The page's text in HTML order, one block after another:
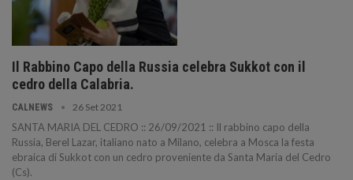
Il Rabbino Capo della Russia celebra Sukkot con il
cedro della Calabria.
CALNEWS 26 Set 2021
SANTA MARIA DEL CEDRO :: 26/09/2021 :: Il rabbino capo della
Russia, Berel Lazar, italiano nato a Milano, celebra a Mosca la festa
ebraica di Sukkot con un cedro proveniente da Santa Maria del Cedro
(Cs).